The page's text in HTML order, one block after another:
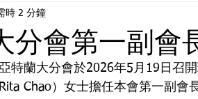
分會第一副會
時 2 分鐘
特蘭大分會於2026年5月19日召
Chao）女士擔任本會第一副會